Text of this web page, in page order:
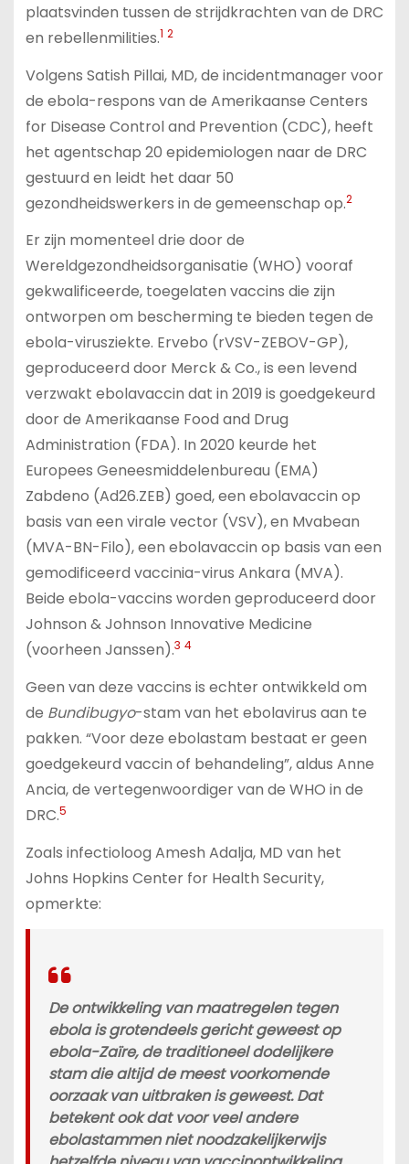
plaatsvinden tussen de strijdkrachten van de DRC
en rebellenmilities.1 2
Volgens Satish Pillai, MD, de incidentmanager voor
de ebola-respons van de Amerikaanse Centers
for Disease Control and Prevention (CDC), heeft
het agentschap 20 epidemiologen naar de DRC
gestuurd en leidt het daar 50
gezondheidswerkers in de gemeenschap op.2
Er zijn momenteel drie door de
Wereldgezondheidsorganisatie (WHO) vooraf
gekwalificeerde, toegelaten vaccins die zijn
ontworpen om bescherming te bieden tegen de
ebola-virusziekte. Ervebo (rVSV-ZEBOV-GP),
geproduceerd door Merck & Co., is een levend
verzwakt ebolavaccin dat in 2019 is goedgekeurd
door de Amerikaanse Food and Drug
Administration (FDA). In 2020 keurde het
Europees Geneesmiddelenbureau (EMA)
Zabdeno (Ad26.ZEB) goed, een ebolavaccin op
basis van een virale vector (VSV), en Mvabean
(MVA-BN-Filo), een ebolavaccin op basis van een
gemodificeerd vaccinia-virus Ankara (MVA).
Beide ebola-vaccins worden geproduceerd door
Johnson & Johnson Innovative Medicine
(voorheen Janssen).3 4
Geen van deze vaccins is echter ontwikkeld om
de Bundibugyo-stam van het ebolavirus aan te
pakken. “Voor deze ebolastam bestaat er geen
goedgekeurd vaccin of behandeling”, aldus Anne
Ancia, de vertegenwoordiger van de WHO in de
DRC.5
Zoals infectioloog Amesh Adalja, MD van het
Johns Hopkins Center for Health Security,
opmerkte:
De ontwikkeling van maatregelen tegen
ebola is grotendeels gericht geweest op
ebola-Zaïre, de traditioneel dodelijkere
stam die altijd de meest voorkomende
oorzaak van uitbraken is geweest. Dat
betekent ook dat voor veel andere
ebolastammen niet noodzakelijkerwijs